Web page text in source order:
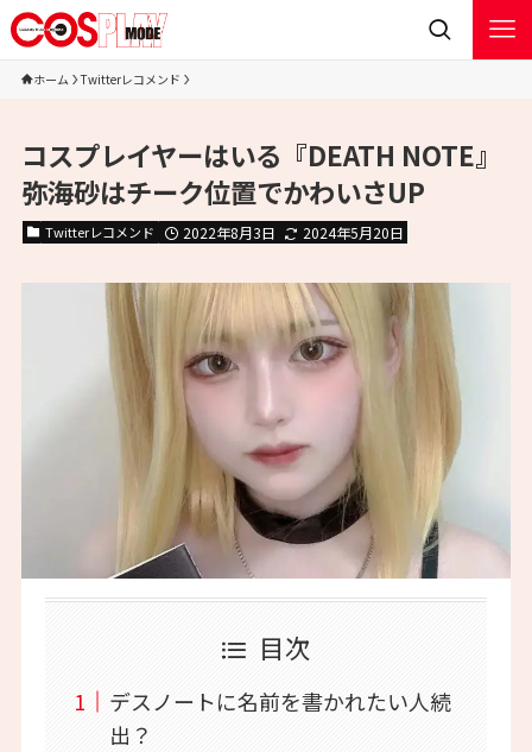
ホーム Twitterレコメンド
コスプレイヤーはいる『DEATH NOTE』
弥海砂はチーク位置でかわいさUP
Twitterレコメンド 2022年8月3日 2024年5月20日
目次
デスノートに名前を書かれたい人続
出？